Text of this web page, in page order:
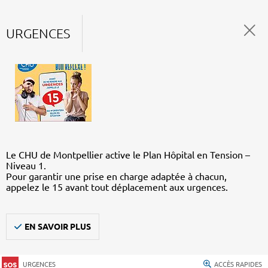
URGENCES
Le CHU de Montpellier active le Plan Hôpital en Tension –
Niveau 1.
Pour garantir une prise en charge adaptée à chacun,
appelez le 15 avant tout déplacement aux urgences.
EN SAVOIR PLUS
URGENCES ACCÈS RAPIDES